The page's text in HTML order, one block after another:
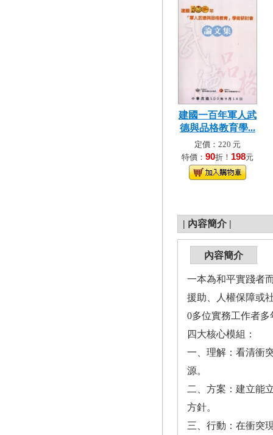
建國一百年軍人武
德與品格教育學...
定價：220 元
特價： 90折！ 198元
| 內容簡介 |
內容簡介
一本為和平實踐者
援助、人權保障或
0多位實務工作者
四大核心模組：
一、理解：看清衝
源。
二、方案：建立能
方針。
三、行動：在衝突